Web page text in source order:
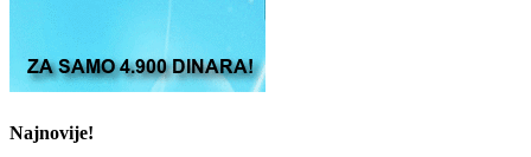
Najnovije!